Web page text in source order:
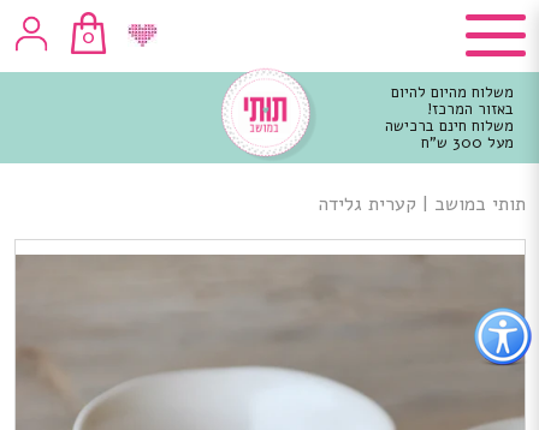
כפתור
לפתיחת
תפריט
0
משלוח מהיום להיום
באזור המרכז!
משלוח חינם ברכישה
מעל 300 ש"ח
מרכזי
תותי במושב | קערית גלידה